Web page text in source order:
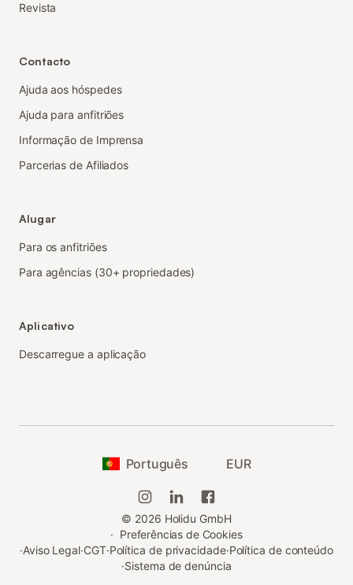
Revista
Contacto
Ajuda aos hóspedes
Ajuda para anfitriões
Informação de Imprensa
Parcerias de Afiliados
Alugar
Para os anfitriões
Para agências (30+ propriedades)
Aplicativo
Descarregue a aplicação
Português EUR
© 2026 Holidu GmbH
· Preferências de Cookies
·Aviso Legal·CGT·Política de privacidade·Política de conteúdo
·Sistema de denúncia